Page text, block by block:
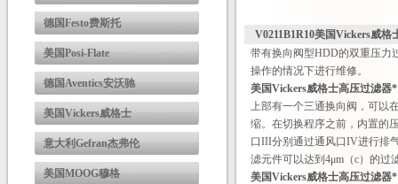
德国Festo费斯托
美国Posi-Flate
德国Aventics安沃驰
美国Vickers威格士
意大利Gefran杰弗伦
美国MOOG穆格
V0211B1R10美国Vickers威格
带有换向阀型HDD的双重压力
操作的情况下进行维修。
美国Vickers威格士高压过滤器*
上部有一个三通换向阀，可以
缩。在切换程序之前，内置的
口III分别通过通风口IV进行排
滤元件可以达到4μm（c）的过
美国Vickers威格士高压过滤器*